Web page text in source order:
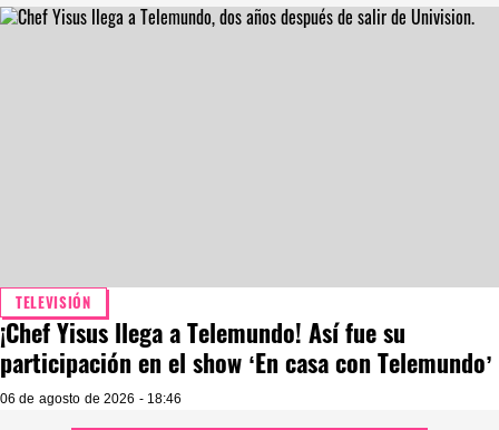
TELEVISIÓN
¡Chef Yisus llega a Telemundo! Así fue su
participación en el show ‘En casa con Telemundo’
06 de agosto de 2026 - 18:46